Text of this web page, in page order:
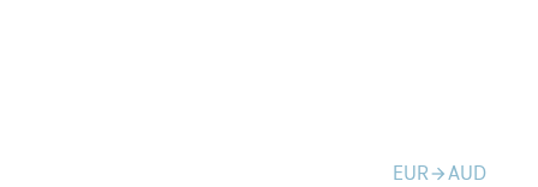
EURarrow_forwardAUD